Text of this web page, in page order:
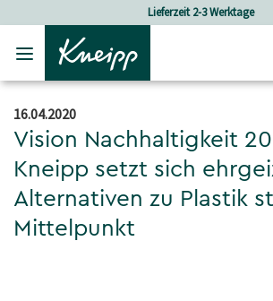
Lieferzeit 2-3 Werktage
16.04.2020
Vision Nachhaltigkeit
Kneipp setzt sich
Alternativen zu Plastik
Mittelpunkt